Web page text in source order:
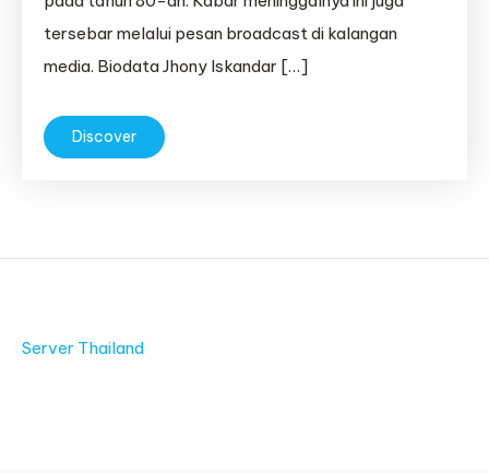
tersebar melalui pesan broadcast di kalangan
media. Biodata Jhony Iskandar […]
Discover
Server Thailand